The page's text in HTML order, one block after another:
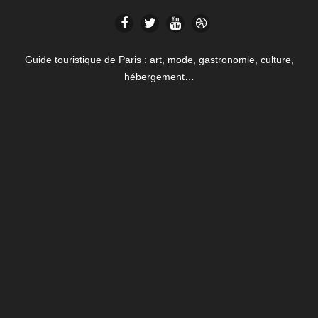
Guide touristique de Paris : art, mode, gastronomie, culture,
hébergement…